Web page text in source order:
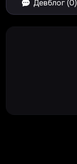
Девблог (0)